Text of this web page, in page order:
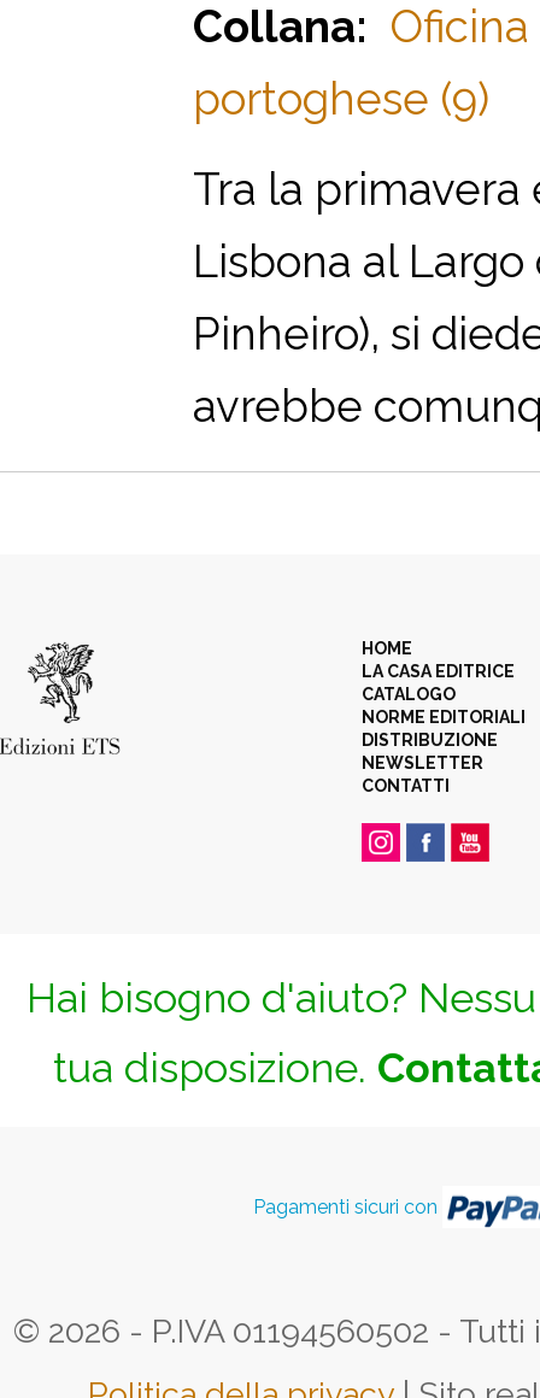
Collana:
portoghese (9)
Tra la primavera
Lisbona al
Pinheiro), si
avrebbe
HOME
LA CASA EDITRICE
CATALOGO
NORME EDITORIALI
DISTRIBUZIONE
NEWSLETTER
CONTATTI
Hai bisogno d'aiuto?
tua disposizione.
Pagamenti sicuri con
© 2026 - P.IVA 01194560502 -